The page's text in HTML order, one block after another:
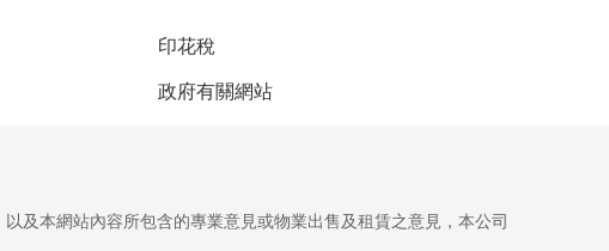
印花稅
政府有關網站
及本網站內容所包含的專業意見或物業出售及租賃之意見，本公司